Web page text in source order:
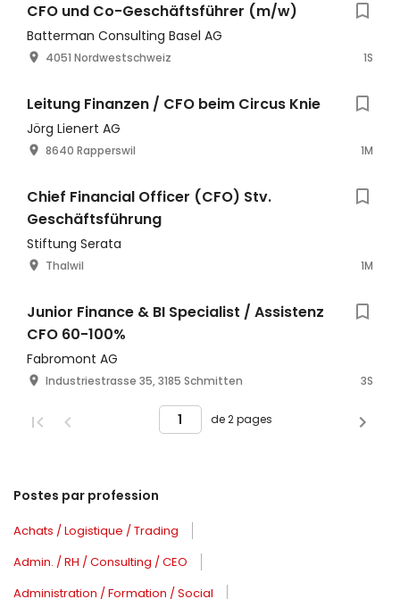
CFO und Co-Geschäftsführer (m/w)
Batterman Consulting Basel AG
4051 Nordwestschweiz 1S
Leitung Finanzen / CFO beim Circus Knie
Jörg Lienert AG
8640 Rapperswil 1M
Chief Financial Officer (CFO) Stv.
Geschäftsführung
Stiftung Serata
Thalwil 1M
Junior Finance & BI Specialist / Assistenz
CFO 60-100%
Fabromont AG
Industriestrasse 35, 3185 Schmitten 3S
de 2 pages
Postes par profession
Achats / Logistique / Trading
Admin. / RH / Consulting / CEO
Administration / Formation / Social